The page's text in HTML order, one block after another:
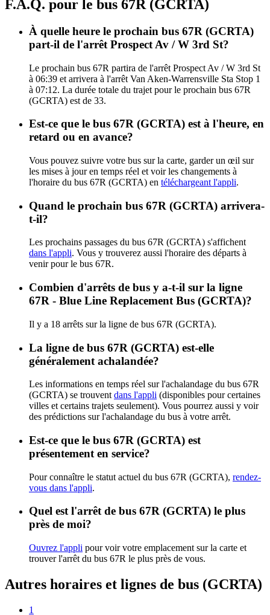
F.A.Q. pour le bus 67R (GCRTA)
À quelle heure le prochain bus 67R (GCRTA)
part-il de l'arrêt Prospect Av / W 3rd St?
Le prochain bus 67R partira de l'arrêt Prospect Av / W 3rd St
à 06:39 et arrivera à l'arrêt Van Aken-Warrensville Sta Stop 1
à 07:12. La durée totale du trajet pour le prochain bus 67R
(GCRTA) est de 33.
Est-ce que le bus 67R (GCRTA) est à l'heure, en
retard ou en avance?
Vous pouvez suivre votre bus sur la carte, garder un œil sur
les mises à jour en temps réel et voir les changements à
l'horaire du bus 67R (GCRTA) en téléchargeant l'appli.
Quand le prochain bus 67R (GCRTA) arrivera-
t-il?
Les prochains passages du bus 67R (GCRTA) s'affichent
dans l'appli. Vous y trouverez aussi l'horaire des départs à
venir pour le bus 67R.
Combien d'arrêts de bus y a-t-il sur la ligne
67R - Blue Line Replacement Bus (GCRTA)?
Il y a 18 arrêts sur la ligne de bus 67R (GCRTA).
La ligne de bus 67R (GCRTA) est-elle
généralement achalandée?
Les informations en temps réel sur l'achalandage du bus 67R
(GCRTA) se trouvent dans l'appli (disponibles pour certaines
villes et certains trajets seulement). Vous pourrez aussi y voir
des prédictions sur l'achalandage du bus à votre arrêt.
Est-ce que le bus 67R (GCRTA) est
présentement en service?
Pour connaître le statut actuel du bus 67R (GCRTA), rendez-
vous dans l'appli.
Quel est l'arrêt de bus 67R (GCRTA) le plus
près de moi?
Ouvrez l'appli pour voir votre emplacement sur la carte et
trouver l'arrêt du bus 67R le plus près de vous.
Autres horaires et lignes de bus (GCRTA)
1